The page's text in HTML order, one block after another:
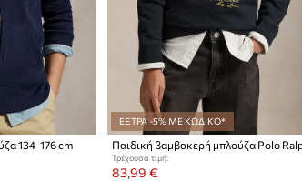
134-176 cm
ΕΞΤΡΑ -5% ΜΕ ΚΩΔΙΚΟ*
Τρέχουσα τιμή:
83,99 €